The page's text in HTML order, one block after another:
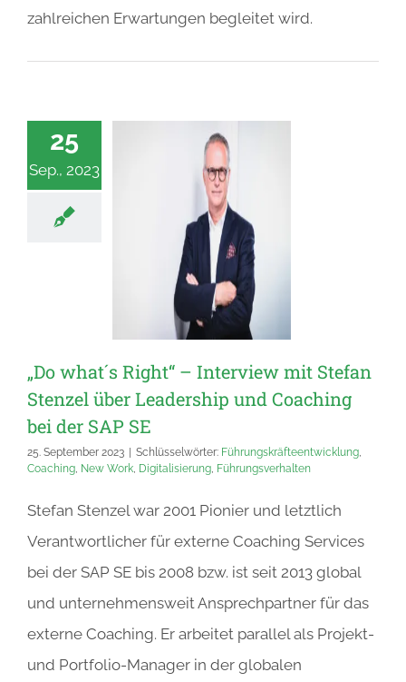
zahlreichen Erwartungen begleitet wird.
25
Sep., 2023
„Do what´s Right“ – Interview mit Stefan
Stenzel über Leadership und Coaching
bei der SAP SE
25. September 2023 Schlüsselwörter: Führungskräfteentwicklung,
Coaching, New Work, Digitalisierung, Führungsverhalten
Stefan Stenzel war 2001 Pionier und letztlich
Verantwortlicher für externe Coaching Services
bei der SAP SE bis 2008 bzw. ist seit 2013 global
und unternehmensweit Ansprechpartner für das
externe Coaching. Er arbeitet parallel als Projekt-
und Portfolio-Manager in der globalen